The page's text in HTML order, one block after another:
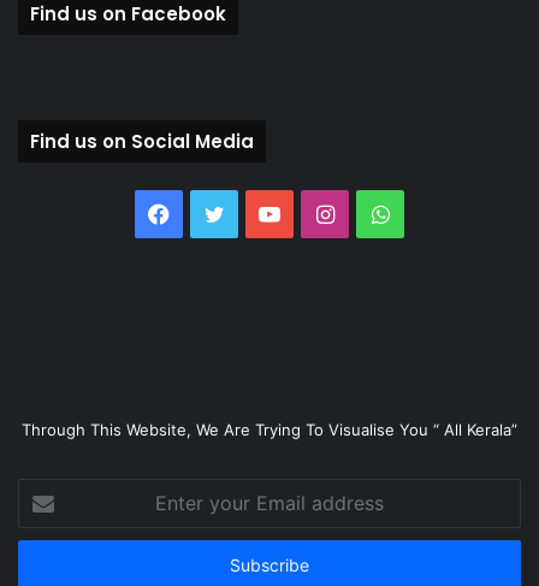
Find us on Facebook
Find us on Social Media
Facebook
TwitterYouTubeInstagramWhatsApp
Through This Website, We Are Trying To Visualise You “ All Kerala”
your
Email